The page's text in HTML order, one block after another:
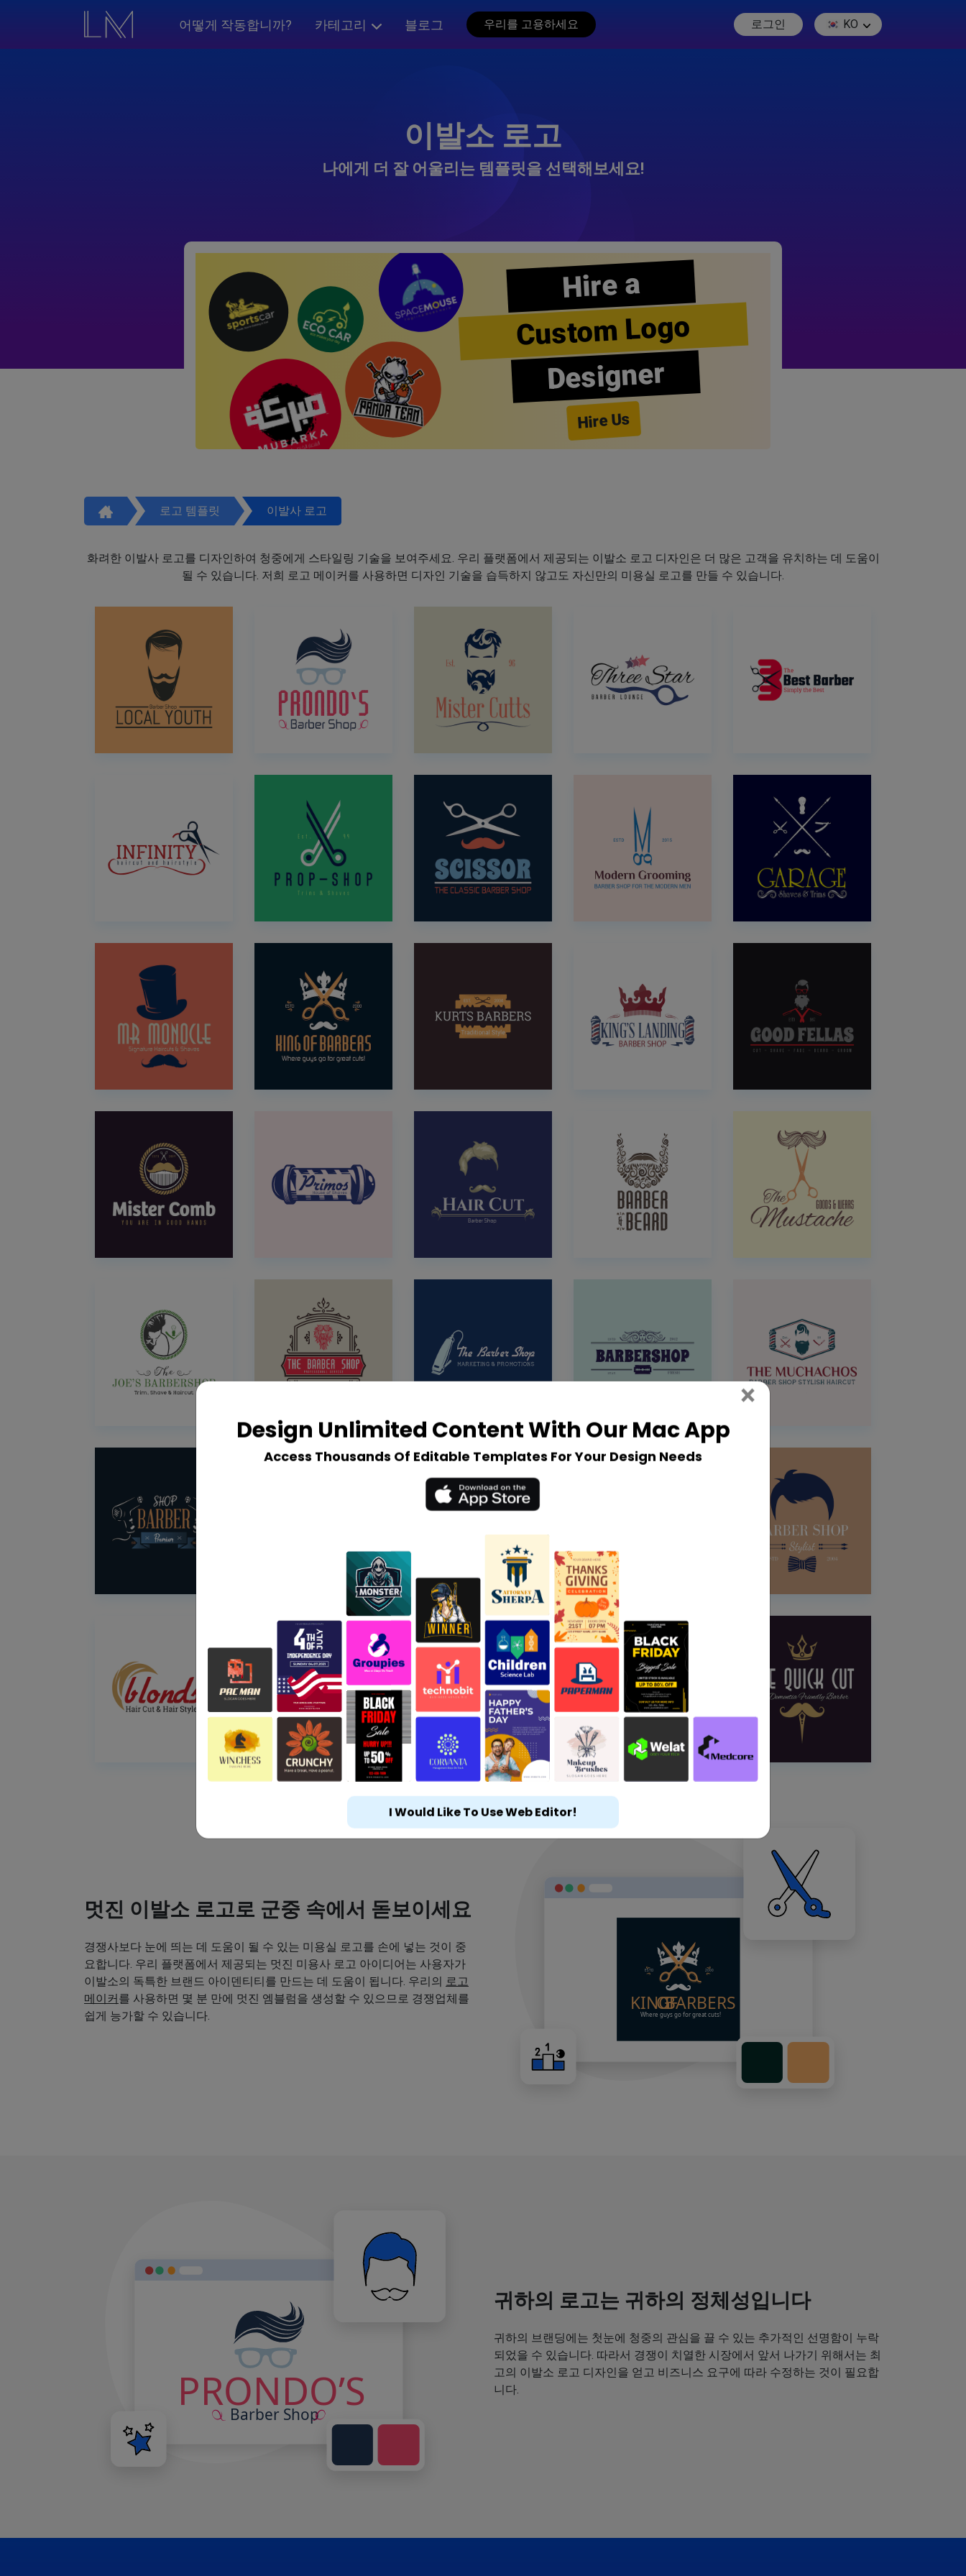
어떻게 작동합니까? 카테고리 블로그 우리를 고용하세요 로그인 KO
이발소 로고
나에게 더 잘 어울리는 템플릿을 선택해보세요!
Hire a
Custom Logo
Designer
Hire Us
로고 템플릿 이발사 로고
화려한 이발사 로고를 디자인하여 청중에게 스타일링 기술을 보여주세요. 우리 플랫폼에서 제공되는 이발소 로고 디자인은 더 많은 고객을 유치하는 데 도움이
될 수 있습니다. 저희 로고 메이커를 사용하면 디자인 기술을 습득하지 않고도 자신만의 미용실 로고를 만들 수 있습니다.
멋진 이발소 로고로 군중 속에서 돋보이세요
경쟁사보다 눈에 띄는 데 도움이 될 수 있는 미용실 로고를 손에 넣는 것이 중
요합니다. 우리 플랫폼에서 제공되는 멋진 미용사 로고 아이디어는 사용자가
이발소의 독특한 브랜드 아이덴티티를 만드는 데 도움이 됩니다. 우리의 로고
메이커 를 사용하면 몇 분 만에 멋진 엠블럼을 생성할 수 있으므로 경쟁업체를
쉽게 능가할 수 있습니다.
귀하의 로고는 귀하의 정체성입니다
귀하의 브랜딩에는 첫눈에 청중의 관심을 끌 수 있는 추가적인 선명함이 누락
되었을 수 있습니다. 따라서 경쟁이 치열한 시장에서 앞서 나가기 위해서는 최
고의 이발소 로고 디자인을 얻고 비즈니스 요구에 따라 수정하는 것이 필요합
니다.
Design Unlimited Content With Our Mac App
Access Thousands Of Editable Templates For Your Design Needs
× Close
I Would Like To Use Web Editor!